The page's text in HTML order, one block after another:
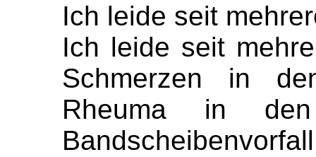
Ich leide seit
Ich leide seit
Schmerzen in
Rheuma in